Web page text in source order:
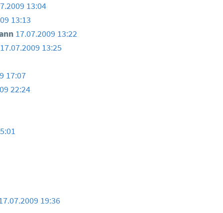
13:04
13:13
17.07.2009 13:22
17.07.2009 13:25
17:07
22:24
19:36